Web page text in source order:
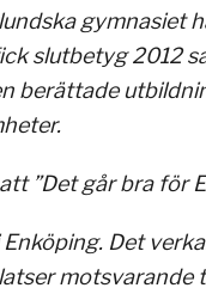
gymnasiet
slutbetyg 2012
berättade
”Det går bra för
Det
motsvarande